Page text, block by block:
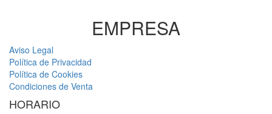
EMPRESA
Aviso Legal
Política de Privacidad
Política de Cookies
Condiciones de Venta
HORARIO